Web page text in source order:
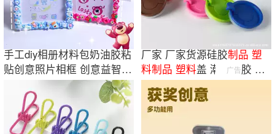
手工diy相册材料包奶油胶粘
贴创意照片相框 创意益智卡
通摆件玩具
厂家 厂家货源硅胶制品 塑
料制品 塑料盖 潮州硅胶 塑
料杯盖
广告